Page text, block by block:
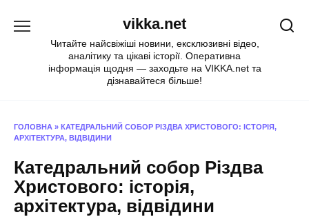
vikka.net
Читайте найсвіжіші новини, ексклюзивні відео,
аналітику та цікаві історії. Оперативна
інформація щодня — заходьте на VIKKA.net та
дізнавайтеся більше!
ГОЛОВНА » КАТЕДРАЛЬНИЙ СОБОР РІЗДВА ХРИСТОВОГО: ІСТОРІЯ,
АРХІТЕКТУРА, ВІДВІДИНИ
Катедральний собор Різдва
Христового: історія,
архітектура, відвідини